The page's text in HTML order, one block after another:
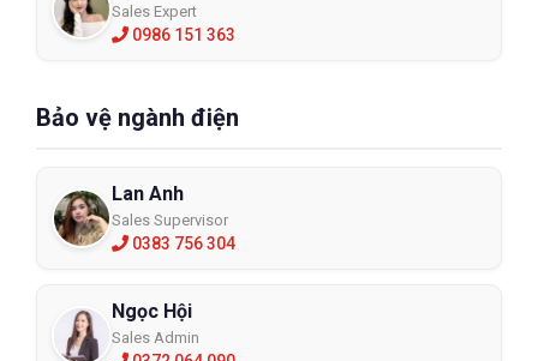
Sales Expert
0986 151 363
Bảo vệ ngành điện
Lan Anh
Sales Supervisor
0383 756 304
Ngọc Hội
Sales Admin